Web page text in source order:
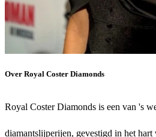
Over Royal Coster Diamonds
Royal Coster Diamonds is een van 's
diamantslijperijen, gevestigd in het